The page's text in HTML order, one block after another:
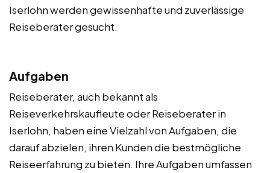
Iserlohn werden gewissenhafte und zuverlässige
Reiseberater gesucht.
Aufgaben
Reiseberater, auch bekannt als
Reiseverkehrskaufleute oder Reiseberater in
Iserlohn, haben eine Vielzahl von Aufgaben, die
darauf abzielen, ihren Kunden die bestmögliche
Reiseerfahrung zu bieten. Ihre Aufgaben umfassen